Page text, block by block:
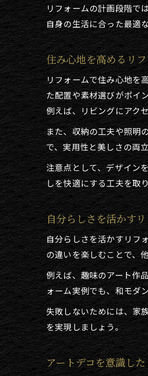
リフォームの計画段階で
自身の生活に合った最適
住み心地を高めるリ
リフォームで住み心地を
た配置や素材選びがポイ
例えば、リビングにアク
また、収納の工夫や照明
で、実用性と美しさの両
注意点として、デザイン
しを快適にする工夫を取
自分らしさを活かす
自分らしさを活かすリフ
の違いを楽しむことで、
例えば、趣味のアート作
ォーム実例でも、和モダ
失敗しないためには、家
を実現しましょう。
アートデコを意識し